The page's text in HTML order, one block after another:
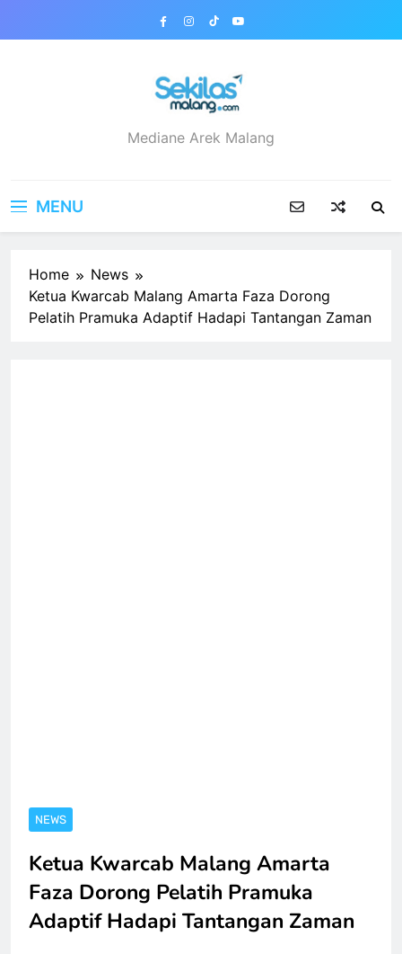
sekilasmalang.com
Mediane Arek Malang
MENU
Home
News
Ketua Kwarcab Malang Amarta Faza Dorong
Pelatih Pramuka Adaptif Hadapi Tantangan Zaman
NEWS
Ketua Kwarcab Malang Amarta
Faza Dorong Pelatih Pramuka
Adaptif Hadapi Tantangan Zaman